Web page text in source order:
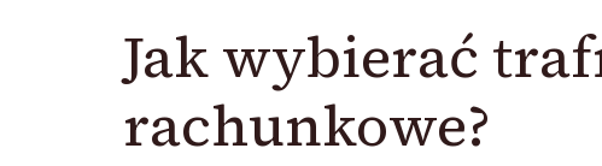
Jak wybierać
rachunkowe?